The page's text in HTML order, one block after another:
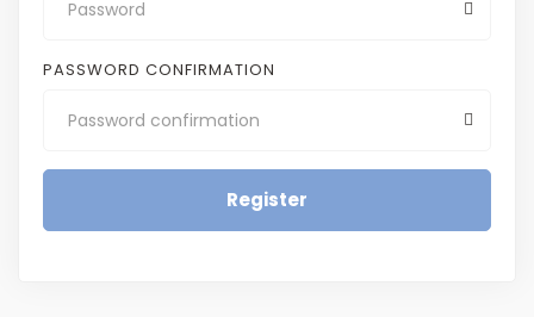
PASSWORD CONFIRMATION
Register